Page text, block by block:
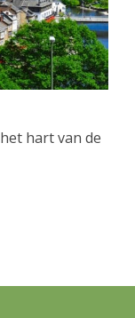
hart van de